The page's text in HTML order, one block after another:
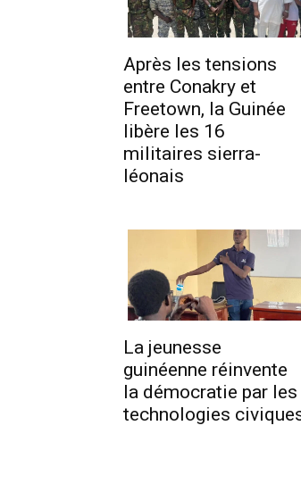
Après les tensions
entre Conakry et
Freetown, la Guinée
libère les 16
militaires sierra-
léonais
La jeunesse
guinéenne réinvente
la démocratie par les
technologies